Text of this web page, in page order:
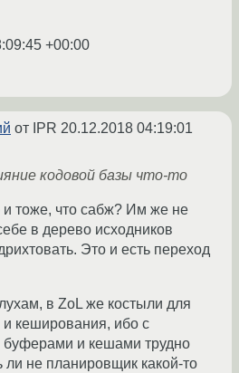
+00:00
от IPR 20.12.2018 04:19:01
кодовой базы что-то
и тоже, что сабж? Им же не
в дерево исходников
Это и есть переход
в ZoL же костыли для
кеширования, ибо с
и кешами трудно
ли не планировщик какой-то